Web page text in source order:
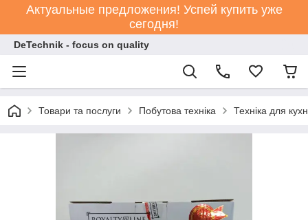
Актуальные предложения! Успей купить уже
сегодня!
DeTechnik - focus on quality
Товари та послуги Побутова техніка Техніка для